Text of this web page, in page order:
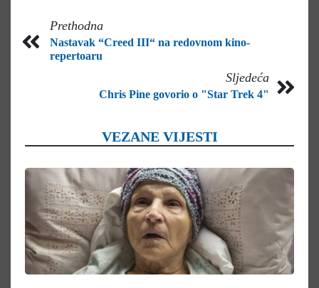
Prethodna
Nastavak “Creed III“ na redovnom kino-
repertoaru
Sljedeća
Chris Pine govorio o "Star Trek 4"
VEZANE VIJESTI